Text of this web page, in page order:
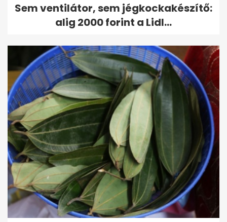
Sem ventilátor, sem jégkockakészítő:
alig 2000 forint a Lidl...